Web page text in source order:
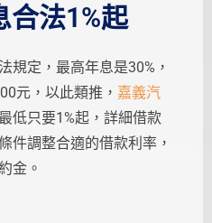
合法1%起
規定，最高年息是30%，
元，以此類推， 嘉義汽
低只要1%起，詳細借款
件調整合適的借款利率，
金。